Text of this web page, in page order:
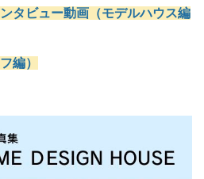
タビュー動画（モデルハウス編
編）